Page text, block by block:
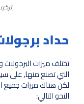
حداد
تختلف ميزات
التي تصنع منها, على
لكن هناك ميزات جميع
النحو التالي: